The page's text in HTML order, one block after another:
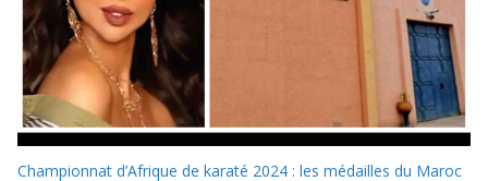
Championnat d’Afrique de karaté 2024 : les médailles du Maroc